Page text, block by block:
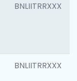
BNLIITRRXXX
BNLIITRRXXX